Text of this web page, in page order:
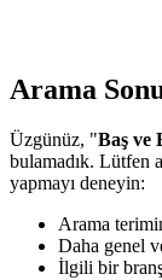
Arama
Üzgünüz, "Baş ve
bulamadık. Lütfen
yapmayı deneyin:
Arama
Daha genel
İlgili bir branş